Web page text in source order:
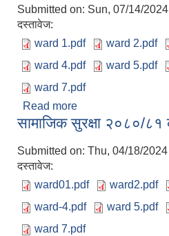
Submitted on: Sun, 07/14/
दस्तावेज:
ward 1.pdf
ward 2.pdf
ward 4.pdf
ward 5.pdf
ward 7.pdf
Read more
चौमासिक
सामाजिक सुरक्षा २०८०/८१
Submitted on: Thu, 04/18/
दस्तावेज:
ward01.pdf
ward2.pdf
ward-4.pdf
ward 5.pdf
ward 7.pdf